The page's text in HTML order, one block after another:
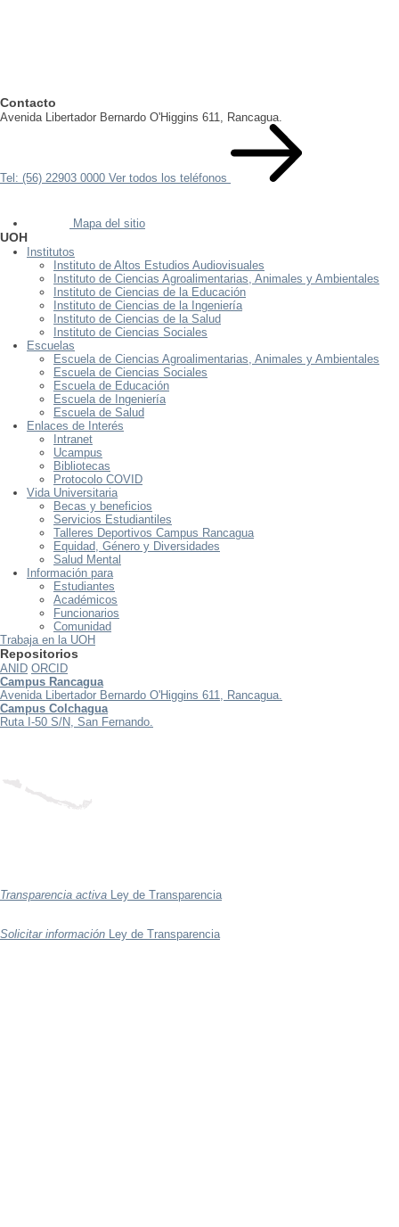
Contacto
Avenida Libertador Bernardo O'Higgins 611, Rancagua.
Tel: (56) 22903 0000 Ver todos los teléfonos
Mapa del sitio
UOH
Institutos
Instituto de Altos Estudios Audiovisuales
Instituto de Ciencias Agroalimentarias, Animales y Ambientales
Instituto de Ciencias de la Educación
Instituto de Ciencias de la Ingeniería
Instituto de Ciencias de la Salud
Instituto de Ciencias Sociales
Escuelas
Escuela de Ciencias Agroalimentarias, Animales y Ambientales
Escuela de Ciencias Sociales
Escuela de Educación
Escuela de Ingeniería
Escuela de Salud
Enlaces de Interés
Intranet
Ucampus
Bibliotecas
Protocolo COVID
Vida Universitaria
Becas y beneficios
Servicios Estudiantiles
Talleres Deportivos Campus Rancagua
Equidad, Género y Diversidades
Salud Mental
Información para
Estudiantes
Académicos
Funcionarios
Comunidad
Trabaja en la UOH
Repositorios
ANID ORCID
Campus Rancagua
Avenida Libertador Bernardo O'Higgins 611, Rancagua.
Campus Colchagua
Ruta I-50 S/N, San Fernando.
Transparencia activa Ley de Transparencia
Solicitar información Ley de Transparencia